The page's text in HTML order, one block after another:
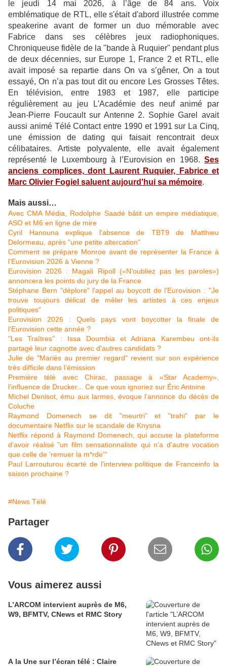
le jeudi 14 mai 2026, à l’âge de 84 ans. Voix
emblématique de RTL, elle s'était d'abord illustrée comme
speakerine avant de former un duo mémorable avec
Fabrice dans ses célèbres jeux radiophoniques.
Chroniqueuse fidèle de la "bande à Ruquier" pendant plus
de deux décennies, sur Europe 1, France 2 et RTL, elle
avait imposé sa repartie dans On va s’gêner, On a tout
essayé, On n’a pas tout dit ou encore Les Grosses Têtes.
En télévision, entre 1983 et 1987, elle participe
régulièrement au jeu L'Académie des neuf animé par
Jean-Pierre Foucault sur Antenne 2. Sophie Garel avait
aussi animé Télé Contact entre 1990 et 1991 sur La Cinq,
une émission de dating qui faisait rencontrait deux
célibataires. Artiste polyvalente, elle avait également
représenté le Luxembourg à l’Eurovision en 1968. Ses
anciens complices, dont Laurent Ruquier, Fabrice et
Marc Olivier Fogiel saluent aujourd'hui sa mémoire.
Mais aussi…
Avec CMA Média, Rodolphe Saadé bâtit un empire médiatique,
ASO et M6 en ligne de mire
Cyril Hanouna explique l'absence de TBT9 de Matthieu
Delormeau, après "une petite altercation"
Comment se prépare Monroe avant de représenter la France à
l’Eurovision 2026 à Vienne ?
Eurovision 2026 : Magali Ripoll («N’oubliez pas les paroles»)
annoncera les points du jury de la France
Stéphane Bern "déplore" l'appel au boycott de l'Eurovision : "Je
trouve toujours délicat de mêler les artistes à ces enjeux
politiques"
Eurovision 2026 : Quels pays vont boycotter la finale de
l'Eurovision cette année ?
"Les Traîtres" : Issa Doumbia et Adriana Karembeu ont-ils
partagé leur cagnotte avec d'autres candidats ?
Julie de "Mariés au premier regard" revient sur son expérience
très difficile dans l’émission
Première télé avec Chirac, passage à «Star Academy»,
l’influence de Drucker... Ce que vous ignoriez sur Éric Antoine
Michel Denisot, ému aux larmes, évoque l’annonce du décès de
Coluche
Raymond Domenech se dit "meurtri" et "trahi" par le
documentaire Netflix sur le scandale de Knysna
Netflix répond à Raymond Domenech, qui accuse la plateforme
d'avoir réalisé "un film sensationnaliste qui n'a d'autre vocation
que celle de 'remuer la m*rde'"
Paul Larrouturou écarté de l'interview politique de Franceinfo la
saison prochaine ?
#News Télé
Partager
Vous aimerez aussi
L’ARCOM intervient auprès de M6,
W9, BFMTV, CNews et RMC Story
A la Une sur l’écran télé : Claire